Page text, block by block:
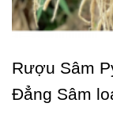
Rượu Sâm
Đẳng Sâm